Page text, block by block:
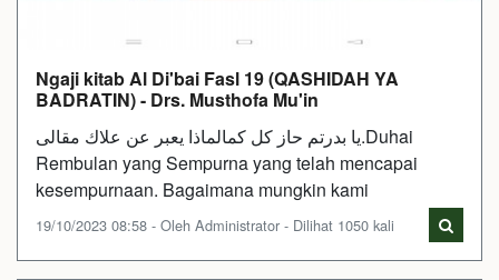
Ngaji kitab Al Di'bai Fasl 19 (QASHIDAH YA
BADRATIN) - Drs. Musthofa Mu'in
يا بدرتم حاز كل كمالماذا يعبر عن علاك مقالى.Duhai
Rembulan yang Sempurna yang telah mencapai
kesempurnaan. Bagaimana mungkin kami
19/10/2023 08:58 - Oleh Administrator - Dilihat 1050 kali